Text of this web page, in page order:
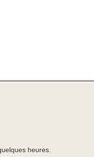
heures.